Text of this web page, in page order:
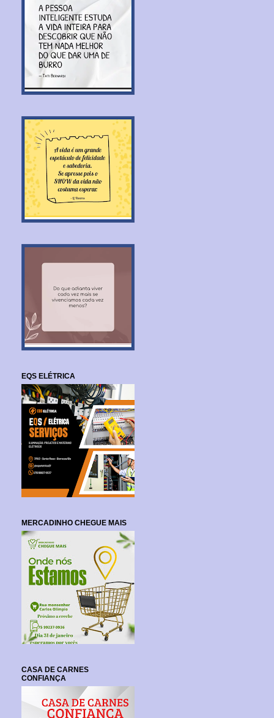
EQS ELÉTRICA
MERCADINHO CHEGUE MAIS
CASA DE CARNES
CONFIANÇA